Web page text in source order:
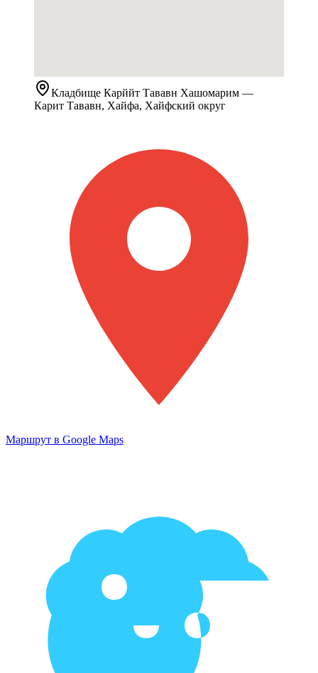
Кладбище Карййт Тававн Хашомарим —
Карит Тававн, Хайфа, Хайфский округ
Маршрут в Google Maps